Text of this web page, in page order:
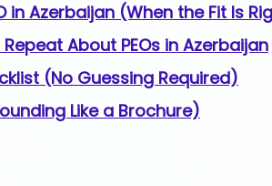
in Azerbaijan (When the Fit Is
About PEOs in Azerbaijan
(No Guessing Required)
Like a Brochure)